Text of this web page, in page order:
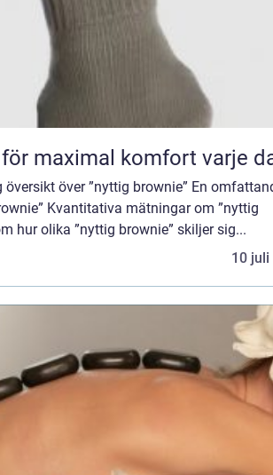
maximal komfort varje
översikt över ”nyttig brownie” En
Kvantitativa mätningar om ”nyttig
hur olika ”nyttig brownie” skiljer sig...
10 juli